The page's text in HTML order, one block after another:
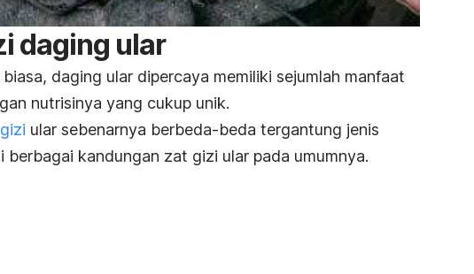
daging ular
daging ular dipercaya memiliki sejumlah manfaat
nutrisinya yang cukup unik.
ular sebenarnya berbeda-beda tergantung jenis
berbagai kandungan zat gizi ular pada umumnya.